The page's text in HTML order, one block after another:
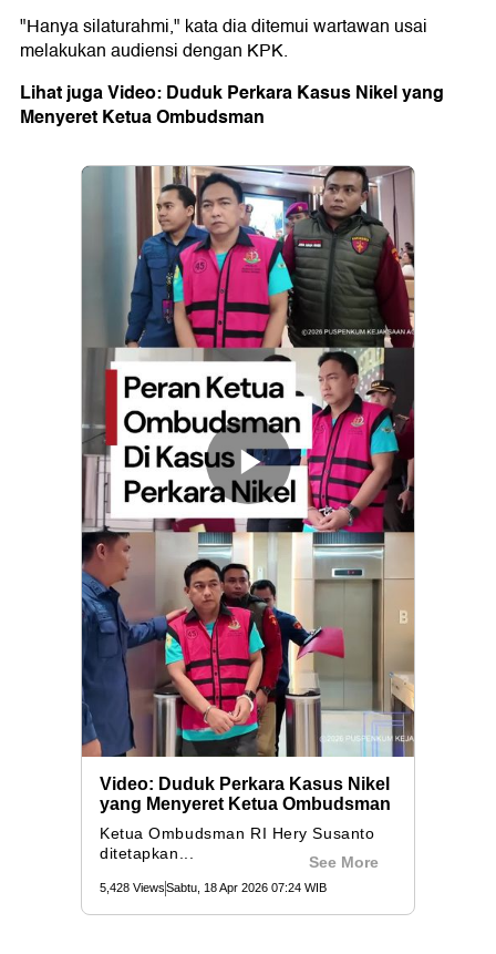
"Hanya silaturahmi," kata dia ditemui wartawan usai
melakukan audiensi dengan KPK.
Lihat juga Video: Duduk Perkara Kasus Nikel yang
Menyeret Ketua Ombudsman